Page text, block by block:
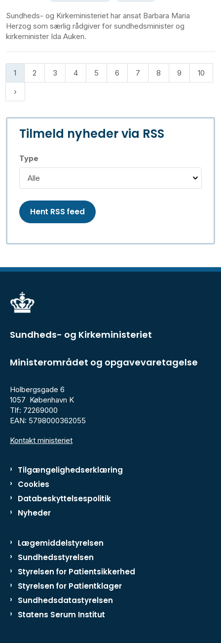
Sundheds- og Kirkeministeriet har ansat Barbara Maria
Herzog som særlig rådgiver for sundhedsminister og
kirkeminister Ida Auken.
1 2 3 4 5 6 7 8 9 10
Tilmeld nyheder via RSS
Type
Hent RSS feed
Sundheds- og Kirkeministeriet
Ministerområdet og opgavevaretagelse
Holbergsgade 6
1057 København K
Tlf: 72269000
EAN: 5798000362055
Kontakt ministeriet
Tilgængelighedserklæring
Cookies
Databeskyttelsespolitik
Nyheder
Lægemiddelstyrelsen
Sundhedsstyrelsen
Styrelsen for Patientsikkerhed
Styrelsen for Patientklager
Sundhedsdatastyrelsen
Statens Serum Institut